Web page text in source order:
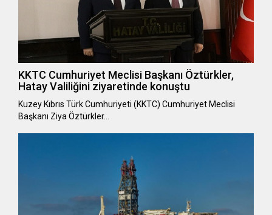
KKTC Cumhuriyet Meclisi Başkanı Öztürkler,
Hatay Valiliğini ziyaretinde konuştu
Kuzey Kıbrıs Türk Cumhuriyeti (KKTC) Cumhuriyet Meclisi
Başkanı Ziya Öztürkler…